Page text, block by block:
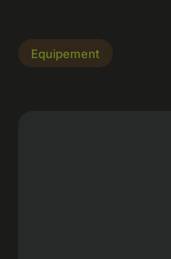
Equipement